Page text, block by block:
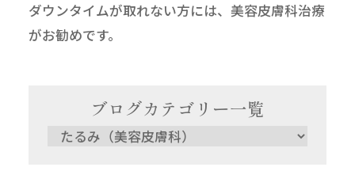
ダウンタイムが取れない方には、美容皮膚科治療
がお勧めです。
ブログカテゴリー一覧